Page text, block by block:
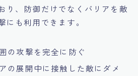
り、防御だけでなくバリアを敵
にも利用できます。
の攻撃を完全に防ぐ
の展開中に接触した敵にダメ